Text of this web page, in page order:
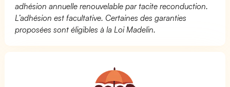
adhésion annuelle renouvelable par tacite reconduction.
L’adhésion est facultative. Certaines des garanties
proposées sont éligibles à la Loi Madelin.